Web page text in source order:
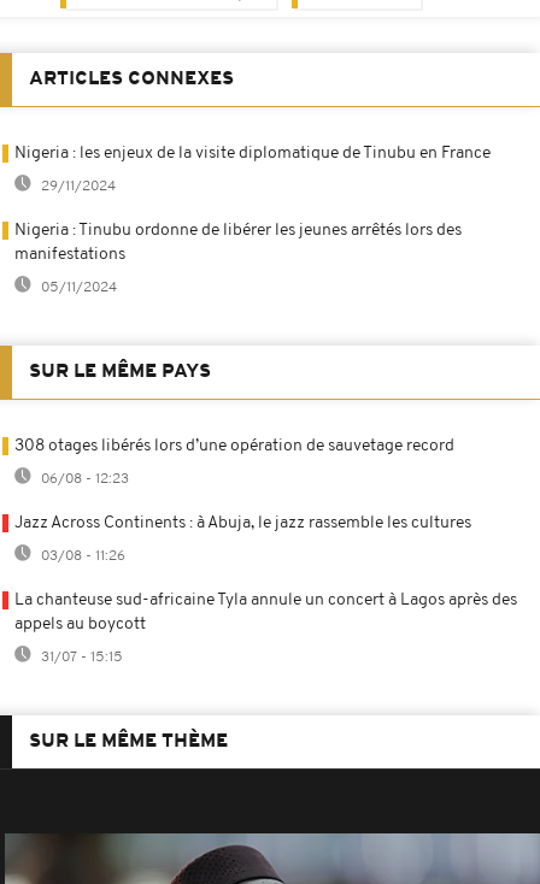
ARTICLES CONNEXES
Nigeria : les enjeux de la visite diplomatique de Tinubu en France
29/11/2024
Nigeria : Tinubu ordonne de libérer les jeunes arrêtés lors des
manifestations
05/11/2024
SUR LE MÊME PAYS
308 otages libérés lors d’une opération de sauvetage record
06/08 - 12:23
Jazz Across Continents : à Abuja, le jazz rassemble les cultures
03/08 - 11:26
La chanteuse sud-africaine Tyla annule un concert à Lagos après des
appels au boycott
31/07 - 15:15
SUR LE MÊME THÈME